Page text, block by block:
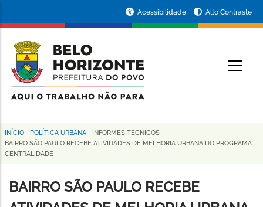
conteúdo
principal
da
Prefeitura
de
Horizonte
Acessibilidade Alto Contraste
Trilha
de
navegação
INÍCIO - POLÍTICA URBANA - INFORMES TECNICOS -
BAIRRO SÃO PAULO RECEBE ATIVIDADES DE MELHORIA URBANA DO PROGRAMA
CENTRALIDADE
BAIRRO SÃO PAULO RECEBE